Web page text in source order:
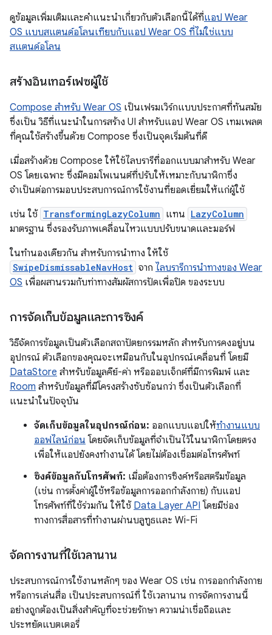
ดูข้อมูลเพิ่มเติมและคำแนะนำเกี่ยวกับตัวเลือกนี้ได้ที่แอป Wear
OS แบบสแตนด์อโลนเทียบกับแอป Wear OS ที่ไม่ใช่แบบ
สแตนด์อโลน
สร้างอินเทอร์เฟซผู้ใช้
Compose สำหรับ Wear OS เป็นเฟรมเวิร์กแบบประกาศที่ทันสมัย
ซึ่งเป็น วิธีที่แนะนำในการสร้าง UI สำหรับแอป Wear OS เทมเพลต
ที่คุณใช้สร้างขึ้นด้วย Compose ซึ่งเป็นจุดเริ่มต้นที่ดี
เมื่อสร้างด้วย Compose ให้ใช้ไลบรารีที่ออกแบบมาสำหรับ Wear
OS โดยเฉพาะ ซึ่งมีคอมโพเนนต์ที่ปรับให้เหมาะกับนาฬิกาซึ่ง
จำเป็นต่อการมอบประสบการณ์การใช้งานที่ยอดเยี่ยมให้แก่ผู้ใช้
เช่น ใช้ TransformingLazyColumn แทน LazyColumn
มาตรฐาน ซึ่งรองรับภาพเคลื่อนไหวแบบปรับขนาดและมอร์ฟ
ในทำนองเดียวกัน สำหรับการนำทาง ให้ใช้
SwipeDismissableNavHost จาก ไลบรารีการนำทางของ Wear
OS เพื่อผสานรวมกับท่าทางสัมผัสการปัดเพื่อปิด ของระบบ
การจัดเก็บข้อมูลและการซิงค์
วิธีจัดการข้อมูลเป็นตัวเลือกสถาปัตยกรรมหลัก สำหรับการคงอยู่บน
อุปกรณ์ ตัวเลือกของคุณจะเหมือนกับในอุปกรณ์เคลื่อนที่ โดยมี
DataStore สำหรับข้อมูลคีย์-ค่า หรือออบเจ็กต์ที่มีการพิมพ์ และ
Room สำหรับข้อมูลที่มีโครงสร้างซับซ้อนกว่า ซึ่งเป็นตัวเลือกที่
แนะนำในปัจจุบัน
จัดเก็บข้อมูลในอุปกรณ์ก่อน: ออกแบบแอปให้ทำงานแบบ
ออฟไลน์ก่อน โดยจัดเก็บข้อมูลที่จำเป็นไว้ในนาฬิกาโดยตรง
เพื่อให้แอปยังคงทำงานได้ โดยไม่ต้องเชื่อมต่อโทรศัพท์
ซิงค์ข้อมูลกับโทรศัพท์: เมื่อต้องการซิงค์หรือสตรีมข้อมูล
(เช่น การตั้งค่าผู้ใช้หรือข้อมูลการออกกำลังกาย) กับแอป
โทรศัพท์ที่ใช้ร่วมกัน ให้ใช้ Data Layer API โดยมีช่อง
ทางการสื่อสารที่ทำงานผ่านบลูทูธและ Wi-Fi
จัดการงานที่ใช้เวลานาน
ประสบการณ์การใช้งานหลักๆ ของ Wear OS เช่น การออกกำลังกาย
หรือการเล่นสื่อ เป็นประสบการณ์ที่ ใช้เวลานาน การจัดการงานนี้
อย่างถูกต้องเป็นสิ่งสำคัญที่จะช่วยรักษา ความน่าเชื่อถือและ
ประหยัดแบตเตอรี่